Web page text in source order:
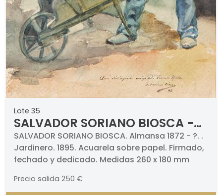
Lote 35
SALVADOR SORIANO BIOSCA -
Jardinero
SALVADOR SORIANO BIOSCA. Almansa 1872 - ?. .
Jardinero. 1895. Acuarela sobre papel. Firmado,
fechado y dedicado. Medidas 260 x 180 mm
Precio salida 250 €